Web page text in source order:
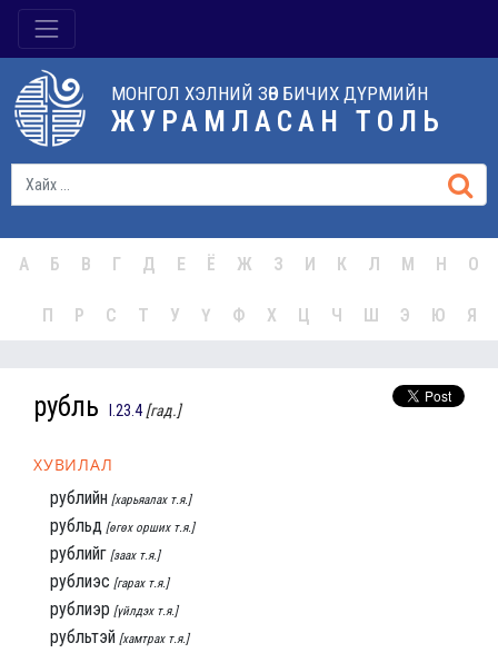
МОНГОЛ ХЭЛНИЙ ЗӨВ БИЧИХ ДҮРМИЙН
ЖУРАМЛАСАН ТОЛЬ
А Б В Г Д Е Ё Ж З И К Л М Н О
П Р С Т У Ү Ф Х Ц Ч Ш Э Ю Я
рубль I.23.4 [гад.]
ХУВИЛАЛ
рублийн [харьяалах т.я.]
рубльд [өгөх орших т.я.]
рублийг [заах т.я.]
рублиэс [гарах т.я.]
рублиэр [үйлдэх т.я.]
рубльтэй [хамтрах т.я.]